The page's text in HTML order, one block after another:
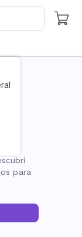
para